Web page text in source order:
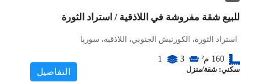
للبيع شقة مفروشة في اللاذقية / استراد الثورة
استراد الثورة، الكورنيش الجنوبي، اللاذقية، سوريا
160 م² 3
1
سكني: شقة/منزل التفاصيل